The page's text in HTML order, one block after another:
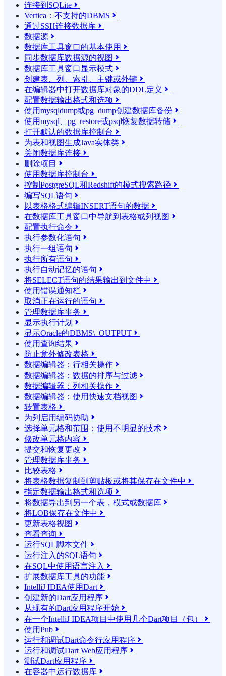
连接到SQLite 
Vertica：不支持的DBMS 
通过SSH连接数据库 
数据源 
数据库工具窗口的基本使用 
同步数据库数据源的视图 
数据库工具窗口显示模式 
创建表、列、索引、主键或外键 
在编辑器中打开数据库对象的DDL定义 
配置数据输出格式和选项 
使用mysqldump或pg_dump创建数据库备份 
使用mysql、pg_restore或psql恢复数据转储 
打开默认的数据库控制台 
为表和视图生成Java实体类 
关闭数据库连接 
删除项目 
使用数据库控制台 
控制PostgreSQL和Redshift的模式搜索路径 
编写SQL语句 
以表格格式编辑INSERT语句的数据 
在数据库工具窗口中导航到表格或列视图 
配置执行命令 
执行参数化语句 
执行一组语句 
执行所有语句 
执行自动记忆的语句 
将SELECT语句的结果输​​出到文件中 
使用错误通知栏 
取消正在运行的语句 
管理数据库事务 
显示执行计划 
显示Oracle的DBMS\_OUTPUT 
使用查询结果 
防止意外修改表格 
数据编辑器：行相关操作 
数据编辑器：数据的排序与过滤 
数据编辑器：列相关操作 
数据编辑器：使用快速文档视图 
转置表格 
为列启用编码协助 
选择单元格和范围：使用不明显的技术 
修改单元格内容 
提交和恢复更改 
管理数据库事务 
比较表格 
将表格数据复制到剪贴板或将其保存在文件中 
指定数据输出格式和选项 
将数据导出到另一个表，模式或数据库 
将LOB保存在文件中 
更新表格视图 
查看查询 
运行SQL脚本文件 
运行注入的SQL语句 
在SQL中使用语言注入 
扩展数据库工具的功能 
IntelliJ IDEA使用Dart 
创建新的Dart应用程序 
从现有的Dart应用程序开始 
在一个IntelliJ IDEA项目中使用几个Dart项目（包） 
使用Pub 
运行和调试Dart命令行应用程序 
运行和调试Dart Web应用程序 
测试Dart应用程序 
在容器中运行数据库 